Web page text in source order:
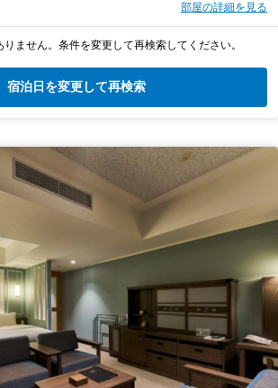
部屋の詳細を見る
ません。条件を変更して再検索してください。
宿泊日を変更して再検索